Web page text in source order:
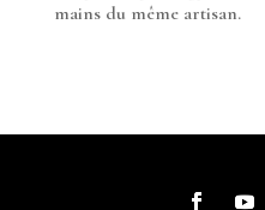
mains du même artisan.